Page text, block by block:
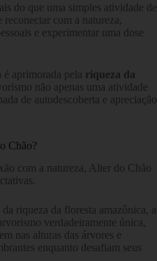
do que uma simples atividade de
com a natureza,
e experimentar uma dose
aprimorada pela riqueza da
não apenas uma atividade
de autodescoberta e apreciação
Chão?
com a natureza, Alter do Chão
riqueza da floresta amazônica, a
verdadeiramente única,
nas alturas das árvores e
enquanto desafiam seus